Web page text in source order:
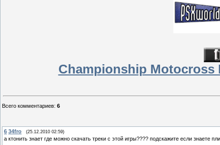
Championship Motocross
Всего комментариев: 6
6 34fro (25.12.2010 02:59)
а ктонить знает где можно скачать треки с этой игры???? подскажите если знаете